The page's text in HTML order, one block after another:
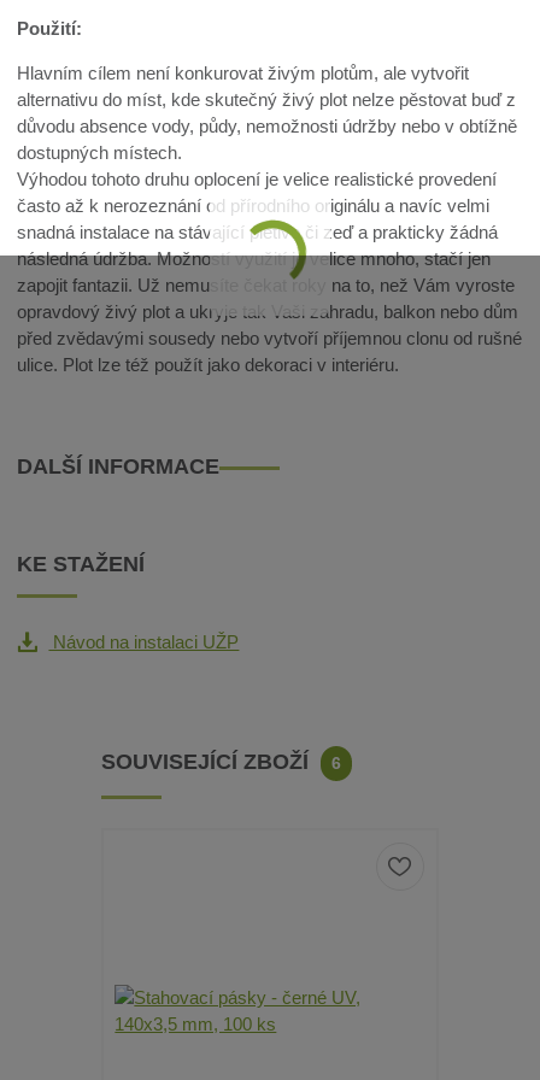
Použití:
Hlavním cílem není konkurovat živým plotům, ale vytvořit
alternativu do míst, kde skutečný živý plot nelze pěstovat buď z
důvodu absence vody, půdy, nemožnosti údržby nebo v obtížně
dostupných místech.
Výhodou tohoto druhu oplocení je velice realistické provedení
často až k nerozeznání od přírodního originálu a navíc velmi
snadná instalace na stávající pletivo či zeď a prakticky žádná
následná údržba. Možností využití je velice mnoho, stačí jen
zapojit fantazii. Už nemusíte čekat roky na to, než Vám vyroste
opravdový živý plot a ukryje tak Vaši zahradu, balkon nebo dům
před zvědavými sousedy nebo vytvoří příjemnou clonu od rušné
ulice. Plot lze též použít jako dekoraci v interiéru.
DALŠÍ INFORMACE
KE STAŽENÍ
Návod na instalaci UŽP
SOUVISEJÍCÍ ZBOŽÍ 6